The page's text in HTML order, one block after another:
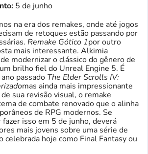
5 de junho
na era dos remakes, onde até jogos
de retoques estão passando por
Remake Gótico 1por outro
mais interessante. Alkimia
modernizar o clássico do gênero de
brilho fiel do Unreal Engine 5. É
passado The Elder Scrolls IV:
mas ainda mais impressionante
sua revisão visual, o remake
de combate renovado que o alinha
de RPG modernos. Se
isso em 5 de junho, deverá
mais jovens sobre uma série de
celebrada hoje como Final Fantasy ou